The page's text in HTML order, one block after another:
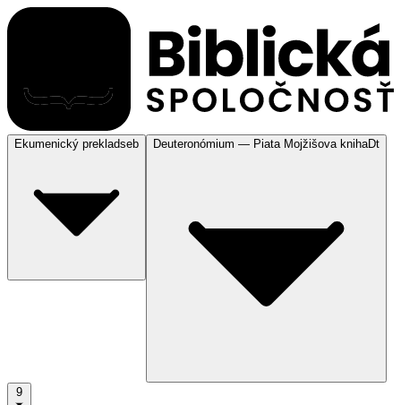
Ekumenický prekladseb Deuteronómium — Piata Mojžišova knihaDt